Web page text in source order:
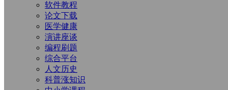
软件教程
论文下载
医学健康
演讲座谈
编程刷题
综合平台
人文历史
科普涨知识